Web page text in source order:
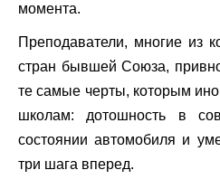
момента.
Преподаватели, многие из
стран бывшей Союза,
те самые черты, которым
школам: дотошность в
состоянии автомобиля и
три шага вперед.